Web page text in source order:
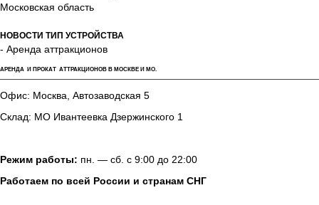
Московская область
НОВОСТИ ТИП УСТРОЙСТВА
- Аренда аттракционов
АРЕНДА И ПРОКАТ АТТРАКЦИОНОВ В МОСКВЕ И МО.
Офис: Москва, Автозаводская 5
Склад: МО Ивантеевка Дзержинского 1
Режим работы: пн. — сб. с 9:00 до 22:00
Работаем по всей России и странам СНГ